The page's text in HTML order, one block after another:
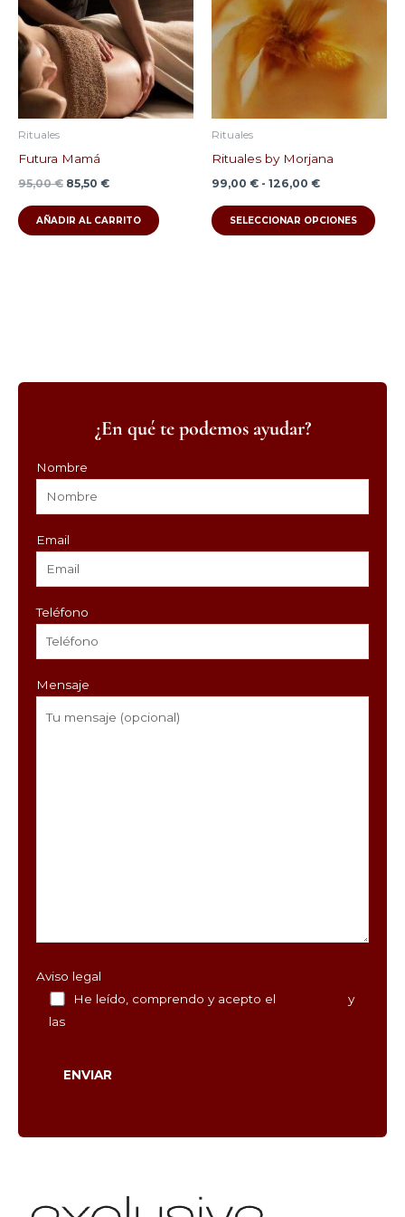
Rituales
Futura Mamá
95,00€
95,00 €.
85,50 €
85,50 €.
AÑADIR AL CARRITO
Rituales
Rituales by Morjana
99,00 € - 126,00 €
99,00 €
hasta
SELECCIONAR OPCIONES
¿En qué te podemos ayudar?
Nombre
Email
Teléfono
Mensaje
Aviso legal
He leído, comprendo y acepto el
y
las